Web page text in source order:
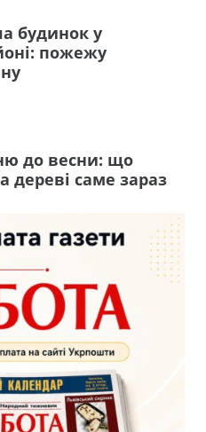
будинок у
пожежу
до весни: що
дереві саме зараз